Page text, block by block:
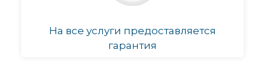
На все услуги предоставляется
гарантия